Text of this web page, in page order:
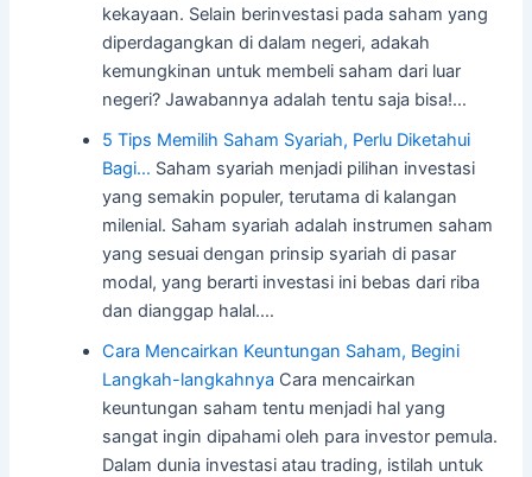
kekayaan. Selain berinvestasi pada saham yang
diperdagangkan di dalam negeri, adakah
kemungkinan untuk membeli saham dari luar
negeri? Jawabannya adalah tentu saja bisa!…
5 Tips Memilih Saham Syariah, Perlu Diketahui
Bagi… Saham syariah menjadi pilihan investasi
yang semakin populer, terutama di kalangan
milenial. Saham syariah adalah instrumen saham
yang sesuai dengan prinsip syariah di pasar
modal, yang berarti investasi ini bebas dari riba
dan dianggap halal.…
Cara Mencairkan Keuntungan Saham, Begini
Langkah-langkahnya Cara mencairkan
keuntungan saham tentu menjadi hal yang
sangat ingin dipahami oleh para investor pemula.
Dalam dunia investasi atau trading, istilah untuk